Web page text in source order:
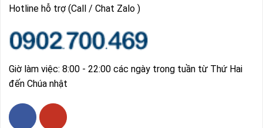
Hotline hỗ trợ (Call / Chat Zalo )
Giờ làm việc: 8:00 - 22:00 các ngày trong tuần từ Thứ Hai
đến Chúa nhật